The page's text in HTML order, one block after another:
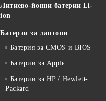
Литиево-йонни батерии Li-
ion
Батерии за лаптопи
Батерия за CMOS и BIOS
Батерии за Apple
Батерии за HP / Hewlett-
Packard